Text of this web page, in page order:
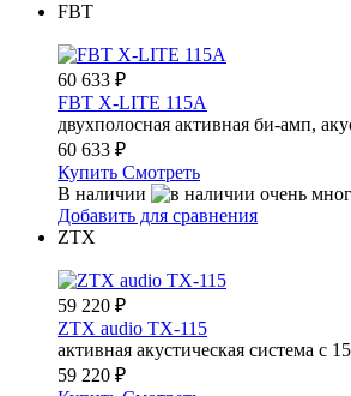
FBT
60 633 ₽
FBT X-LITE 115A
двухполосная активная би-амп,
60 633 ₽
Купить Смотреть
В наличии
Добавить для сравнения
ZTX
59 220 ₽
ZTX audio TX-115
активная акустическая система с
59 220 ₽